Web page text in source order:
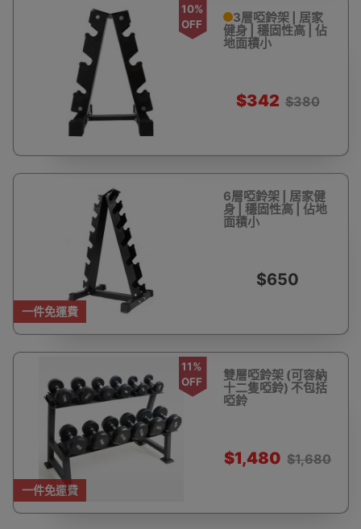
10%
OFF
3層啞鈴架 | 居家
健身 | 穩固性高 | 佔
地面積小
$342 $380
一件免運費
6層啞鈴架 | 居家健
身 | 穩固性高 | 佔地
面積小
$650
一件免運費
11%
OFF
雙層啞鈴架 (可容納
十二隻啞鈴) 不包括
啞鈴
$1,480 $1,680